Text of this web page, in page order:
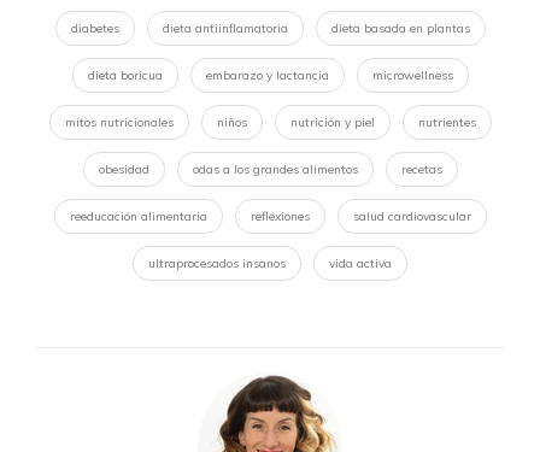
diabetes dieta antiinflamatoria dieta basada en plantas
dieta boricua embarazo y lactancia microwellness
mitos nutricionales niños nutrición y piel nutrientes
obesidad odas a los grandes alimentos recetas
reeducación alimentaria reflexiones salud cardiovascular
ultraprocesados insanos vida activa